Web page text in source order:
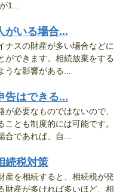
1...
がいる場合...
ナスの財産が多い場合などに
ができます。相続放棄をする
うな影響がある...
告はできる...
が必要なものではないので、
ことも制度的には可能です。
合であれば、自...
続税対策
産を相続すると、相続税が発
財産が多ければ多いほど、相